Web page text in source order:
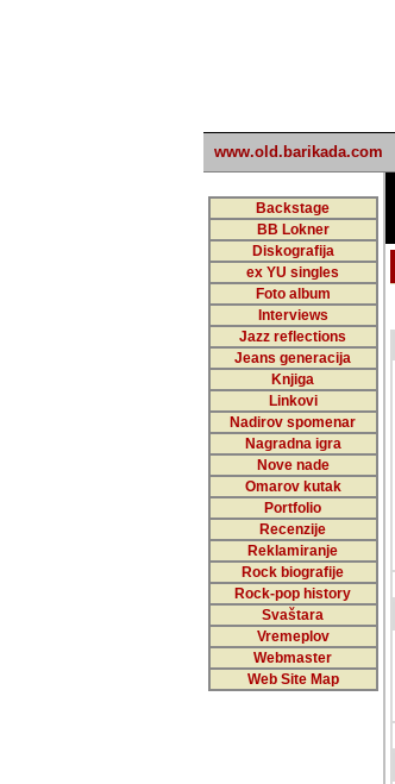
www.old.barikada.com
Backstage
BB Lokner
Diskografija
ex YU singles
Foto album
Interviews
Jazz reflections
Jeans generacija
Knjiga
Linkovi
Nadirov spomenar
Nagradna igra
Nove nade
Omarov kutak
Portfolio
Recenzije
Reklamiranje
Rock biografije
Rock-pop history
Svaštara
Vremeplov
Webmaster
Web Site Map